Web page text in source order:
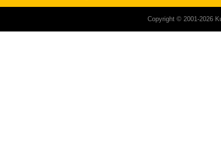
Copyright © 2001-2026